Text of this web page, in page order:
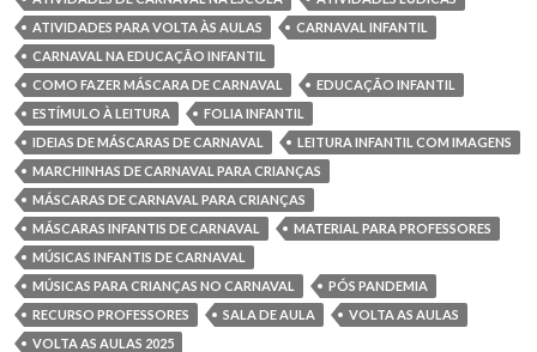
ATIVIDADES PARA VOLTA ÀS AULAS
CARNAVAL INFANTIL
CARNAVAL NA EDUCAÇÃO INFANTIL
COMO FAZER MÁSCARA DE CARNAVAL
EDUCAÇÃO INFANTIL
ESTÍMULO À LEITURA
FOLIA INFANTIL
IDEIAS DE MÁSCARAS DE CARNAVAL
LEITURA INFANTIL COM IMAGENS
MARCHINHAS DE CARNAVAL PARA CRIANÇAS
MÁSCARAS DE CARNAVAL PARA CRIANÇAS
MÁSCARAS INFANTIS DE CARNAVAL
MATERIAL PARA PROFESSORES
MÚSICAS INFANTIS DE CARNAVAL
MÚSICAS PARA CRIANÇAS NO CARNAVAL
PÓS PANDEMIA
RECURSO PROFESSORES
SALA DE AULA
VOLTA AS AULAS
VOLTA AS AULAS 2025